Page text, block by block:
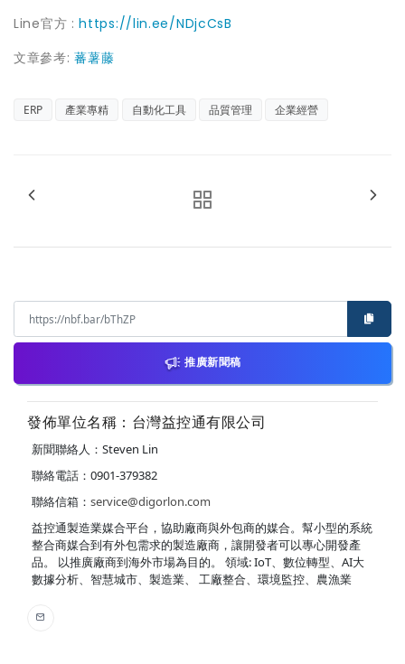
Line官方 :https://lin.ee/NDjcCsB
文章參考:蕃薯藤
ERP 產業專精 自動化工具 品質管理 企業經營
推廣新聞稿
發佈單位名稱：台灣益控通有限公司
新聞聯絡人：Steven Lin
聯絡電話：0901-379382
聯絡信箱： service@digorlon.com
益控通製造業媒合平台，協助廠商與外包商的媒合。幫小型的系統
整合商媒合到有外包需求的製造廠商，讓開發者可以專心開發產
品。 以推廣廠商到海外市場為目的。 領域: IoT、數位轉型、AI大
數據分析、智慧城市、製造業、 工廠整合、環境監控、農漁業